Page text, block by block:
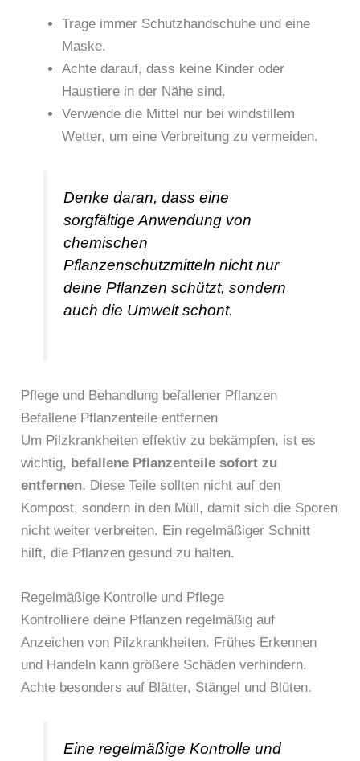
Trage immer Schutzhandschuhe und eine
Maske.
Achte darauf, dass keine Kinder oder
Haustiere in der Nähe sind.
Verwende die Mittel nur bei windstillem
Wetter, um eine Verbreitung zu vermeiden.
Denke daran, dass eine
sorgfältige Anwendung von
chemischen
Pflanzenschutzmitteln nicht nur
deine Pflanzen schützt, sondern
auch die Umwelt schont.
Pflege und Behandlung befallener Pflanzen
Befallene Pflanzenteile entfernen
Um Pilzkrankheiten effektiv zu bekämpfen, ist es
wichtig, befallene Pflanzenteile sofort zu
entfernen. Diese Teile sollten nicht auf den
Kompost, sondern in den Müll, damit sich die Sporen
nicht weiter verbreiten. Ein regelmäßiger Schnitt
hilft, die Pflanzen gesund zu halten.
Regelmäßige Kontrolle und Pflege
Kontrolliere deine Pflanzen regelmäßig auf
Anzeichen von Pilzkrankheiten. Frühes Erkennen
und Handeln kann größere Schäden verhindern.
Achte besonders auf Blätter, Stängel und Blüten.
Eine regelmäßige Kontrolle und